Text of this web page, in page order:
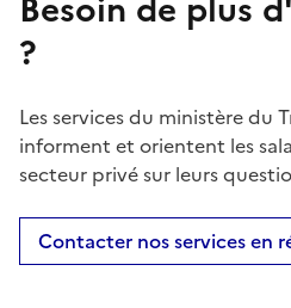
?
Les services du ministère du
informent et orientent les
secteur privé sur leurs
Contacter nos services en